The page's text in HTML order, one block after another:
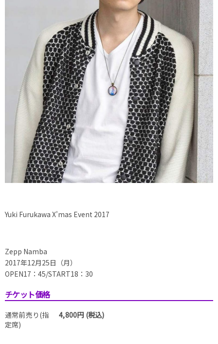
Yuki Furukawa X'mas Event 2017
Zepp Namba
2017年12月25日（月）
OPEN17：45/START18：30
チケット価格
通常前売り(指
定席)
4,800円 (税込)